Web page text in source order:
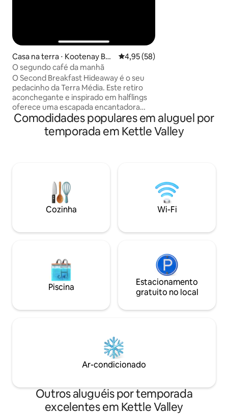
Casa na terra ⋅ Kootenay Bou
ndary E / West Bo*
4,95 de uma avaliação média
4,95 (58)
O segundo café da manhã
O Second Breakfast Hideaway é o seu
pedacinho da Terra Média. Este retiro
aconchegante e inspirado em halflings
oferece uma escapada encantadora
com sua porta redonda, detalhes
rústicos e arredores aconchegantes e
cheios de natureza. Se você é um
segundo café da manhã ou se
aconchegar perto do fogo. Localizado a
poucos minutos das atrações locais, é o
lugar ideal para relaxar e abraçar seu
Comodidades populares em aluguel por
temporada em Kettle Valley
Cozinha Wi-Fi
Piscina
Estacionamento
gratuito no local
Ar-condicionado
Outros aluguéis por temporada
excelentes em Kettle Valley